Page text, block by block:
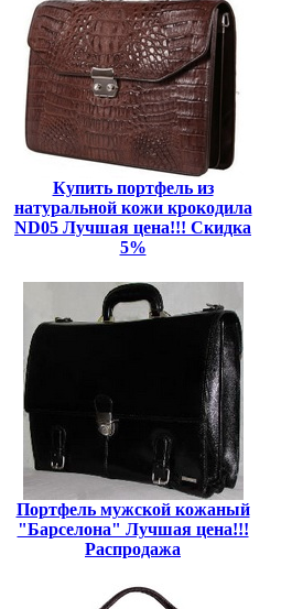
Купить портфель из
натуральной кожи крокодила
ND05 Лучшая цена!!! Скидка
5%
Портфель мужской кожаный
"Барселона" Лучшая цена!!!
Распродажа